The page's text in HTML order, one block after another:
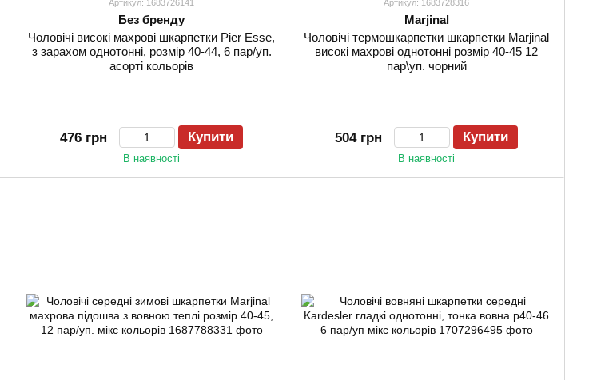
Артикул: 1683726141
Без бренду
Чоловічі високі махрові шкарпетки Pier Esse,
з зарахом однотонні, розмір 40-44, 6 пар/уп.
асорті кольорів
476 грн Купити
В наявності
Артикул: 1683728316
Marjinal
Чоловічі термошкарпетки шкарпетки Marjinal
високі махрові однотонні розмір 40-45 12
пар\уп. чорний
504 грн Купити
В наявності